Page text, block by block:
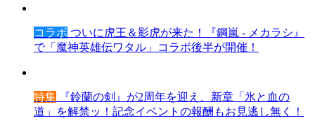
コラボ ついに虎王＆影虎が来た！『鋼嵐 - メカラシ』
で「魔神英雄伝ワタル」コラボ後半が開催！
特集 『鈴蘭の剣』が2周年を迎え、新章「氷と血の
道」を解禁ッ！記念イベントの報酬もお見逃し無く！